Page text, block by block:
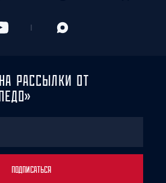
РАССЫЛКИ ОТ
ПОДПИСАТЬСЯ